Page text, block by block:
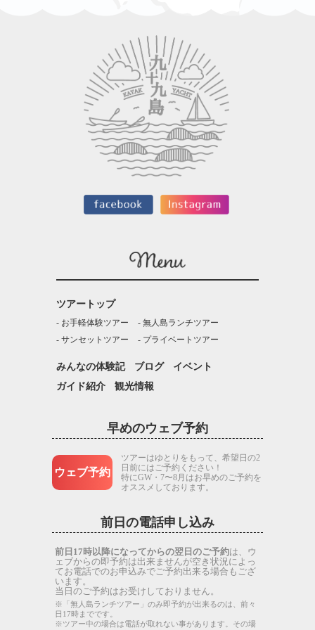
ツアートップ
お手軽体験ツアー
無人島ランチツアー
サンセットツアー
プライベートツアー
みんなの体験記 ブログ
イベント
ガイド紹介
観光情報
早めのウェブ予約
ウェブ予約
ツアーはゆとりをもって、希望日の2
日前にはご予約ください！
特にGW・7〜8月はお早めのご予約を
オススメしております。
前日の電話申し込み
前日17時以降になってからの翌日のご予約は、ウ
ェブからの即予約は出来ませんが空き状況によっ
てお電話でのお申込みでご予約出来る場合もござ
います。
当日のご予約はお受けしておりません。
※「無人島ランチツアー」のみ即予約が出来るのは、前々
日17時までです。
※ツアー中の場合は電話が取れない事があります。その場